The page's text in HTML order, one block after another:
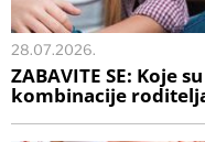
28.07.2026.
ZABAVITE SE: Koje
kombinacije